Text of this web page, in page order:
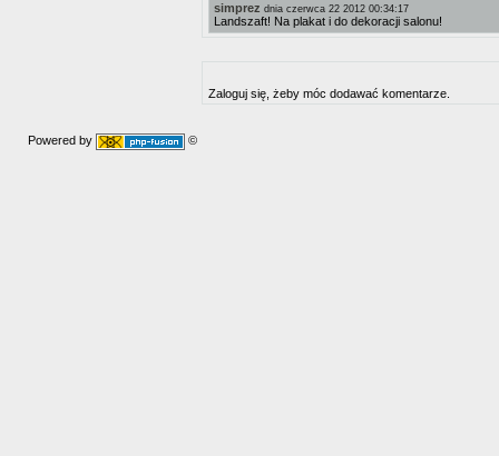
simprez dnia czerwca 22 2012 00:34:17
Landszaft! Na plakat i do dekoracji salonu!
Zaloguj się, żeby móc dodawać komentarze.
Powered by ©